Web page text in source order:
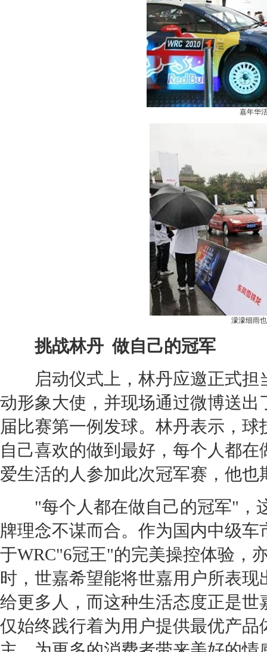
嘉年华
濛濛细雨
挑战林丹 做自己的冠军
启动仪式上，林丹应邀正式担
动形象大使，并现场通过微博送
届比赛第一例发球。林丹表示，
自己喜欢的做到最好，每个人都
爱生活的人参加此次冠军赛，他
"每个人都在做自己的冠军"，
牌理念不谋而合。作为国内中级车
于WRC"6冠王"的完美操控体验，
时， 世嘉希望能将世嘉用户所表现
给更多人，而这种生活态度正是世
仅始终践行着为用户提供最优产